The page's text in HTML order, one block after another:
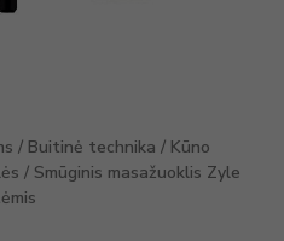
/ Buitinė technika / Kūno
/ Smūginis masažuoklis Zyle